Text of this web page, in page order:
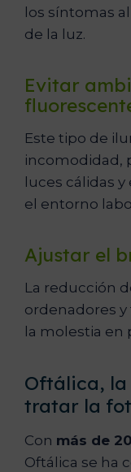
los síntomas
de la luz.
Evitar
Este tipo de
incomodidad,
luces cálidas
el entorno
Ajustar el
La reducción
ordenadores
la molestia en
Oftálica,
tratar la
Con más de
Oftálica se ha